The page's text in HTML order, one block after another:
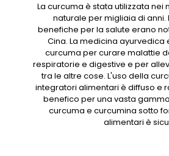
La curcuma è stata utilizzata nei
naturale per migliaia di anni.
benefiche per la salute erano
Cina. La medicina ayurvedica
curcuma per curare malattie
respiratorie e digestive e per
tra le altre cose. L'uso della
integratori alimentari è diffuso e
benefico per una vasta
curcuma e curcumina sotto
alimentari è